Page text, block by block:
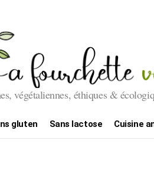
végétaliennes, éthiques &
gluten Sans lactose Cuisine